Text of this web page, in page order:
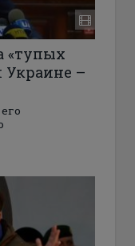
«тупых
Украине –